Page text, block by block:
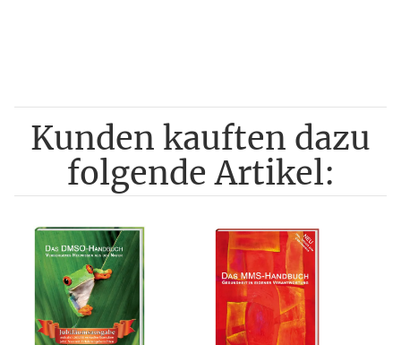
Kunden kauften dazu
folgende Artikel: